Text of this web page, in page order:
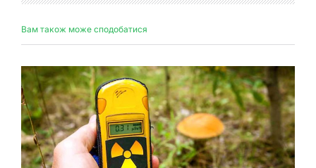
Вам також може сподобатися